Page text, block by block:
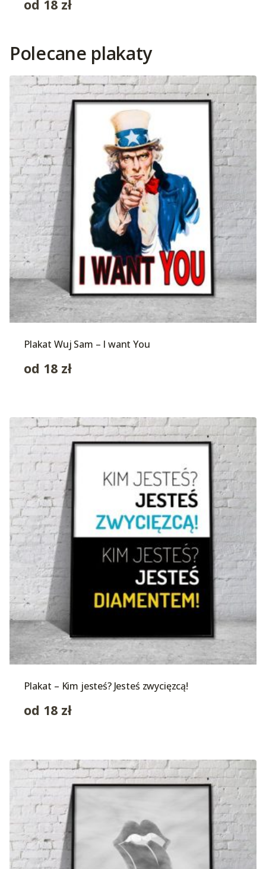
od 18 zł
Polecane plakaty
Plakat Wuj Sam – I want You
od 18 zł
Plakat – Kim jesteś? Jesteś zwycięzcą!
od 18 zł